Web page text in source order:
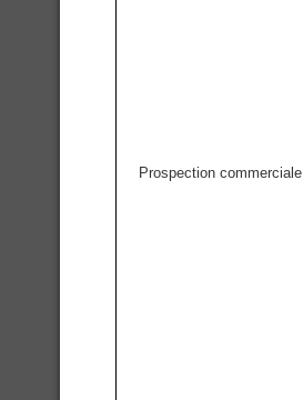
Prospection commerciale